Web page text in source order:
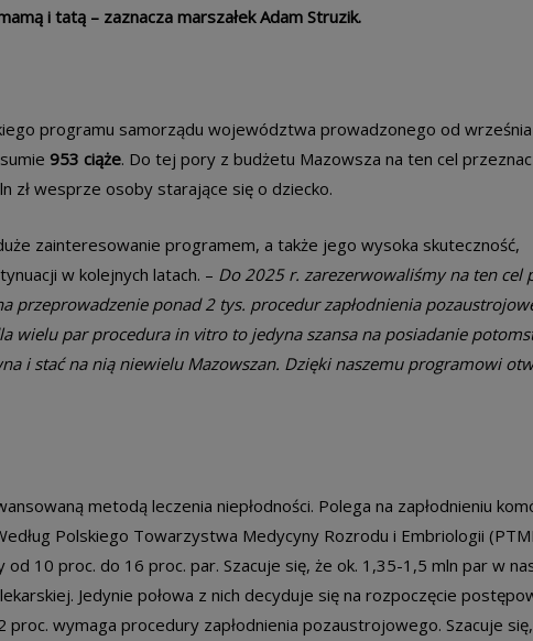
i tatą – zaznacza marszałek Adam Struzik.
programu samorządu województwa prowadzonego od
953 ciąże. Do tej pory z budżetu Mazowsza na ten cel
zł wesprze osoby starające się o dziecko.
zainteresowanie programem, a także jego wysoka skuteczność,
w kolejnych latach. – Do 2025 r. zarezerwowaliśmy na ten cel
przeprowadzenie ponad 2 tys. procedur zapłodnienia
wielu par procedura in vitro to jedyna szansa na posiadanie
i stać na nią niewielu Mazowszan. Dzięki naszemu programowi
metodą leczenia niepłodności. Polega na zapłodnieniu
Polskiego Towarzystwa Medycyny Rozrodu i Embriologii
10 proc. do 16 proc. par. Szacuje się, że ok. 1,35-1,5 mln par w
Jedynie połowa z nich decyduje się na rozpoczęcie
wymaga procedury zapłodnienia pozaustrojowego. Szacuje